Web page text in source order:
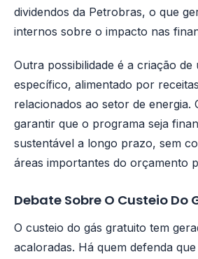
dividendos da Petrobras, o que
internos sobre o impacto nas
Outra possibilidade é a criação de
específico, alimentado por
relacionados ao setor de energia.
garantir que o programa seja
sustentável a longo prazo, sem
áreas importantes do orçamento
Debate Sobre O Custeio Do
O custeio do gás gratuito tem
acaloradas. Há quem defenda